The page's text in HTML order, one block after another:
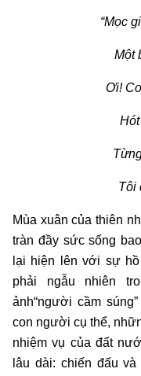
“Mọc
Một
Ơi!
Tôi
Mùa xuân của thiên
tràn đầy sức sống
lại hiện lên với sự
phải ngẫu nhiên
ảnh“người cầm
con người cụ thể,
nhiệm vụ của đất
lâu dài: chiến đấu